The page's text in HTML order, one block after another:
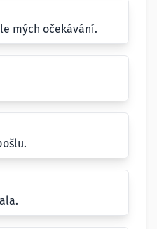
mých očekávání.